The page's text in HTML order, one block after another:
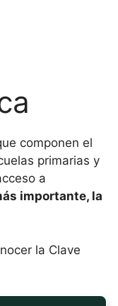
componen el
primarias y
a
importante, la
la Clave